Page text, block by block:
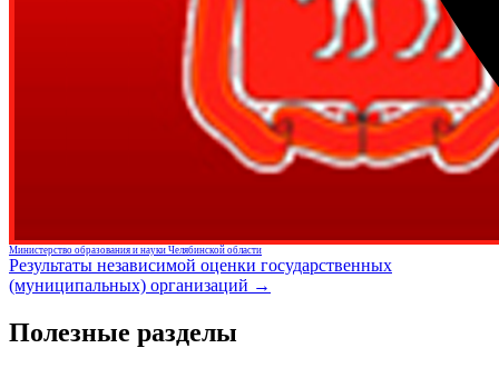
Министерство образования и науки Челябинской области
Результаты независимой оценки государственных
(муниципальных) организаций →
Полезные разделы